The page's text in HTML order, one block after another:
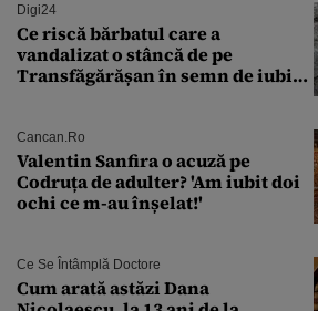
Digi24
Ce riscă bărbatul care a
vandalizat o stâncă de pe
Transfăgărășan în semn de iubire
Cancan.ro
Valentin Sanfira o acuză pe
Codruța de adulter? 'Am iubit doi
ochi ce m-au înșelat!'
Ce Se Întâmplă Doctore
Cum arată astăzi Dana